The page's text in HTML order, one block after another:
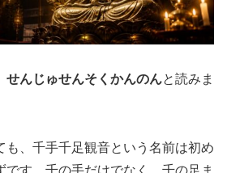
せんじゅせんそくかんのんと読みま
も、千手千足観音という名前は初め
です。千の手だけでなく、千の足ま